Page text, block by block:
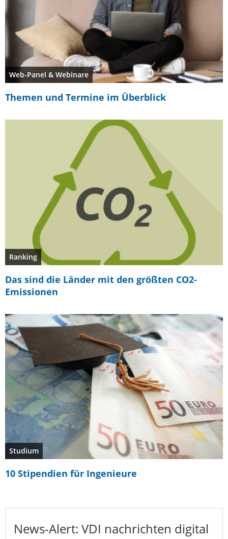
Web-Panel & Webinare
Themen und Termine im Überblick
Ranking
Das sind die Länder mit den größten CO2-
Emissionen
Studium
10 Stipendien für Ingenieure
News-Alert: VDI nachrichten digital